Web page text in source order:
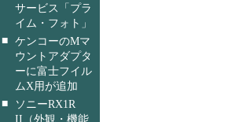
サービス「プラ
イム・フォト」
■ ケンコーのMマ
ウントアダプタ
ーに富士フイル
ムX用が追加
■
ソニーRX1R
II（外観・機能